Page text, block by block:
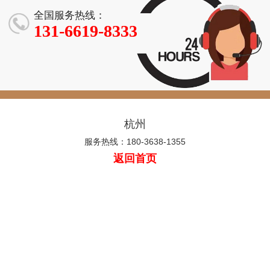
全国服务热线：
131-6619-8333
杭州
服务热线：180-3638-1355
返回首页